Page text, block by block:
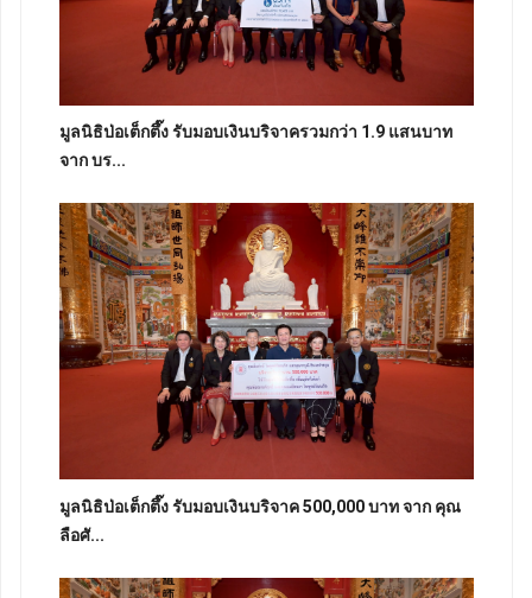
มูลนิธิป่อเต็กตึ๊ง รับมอบเงินบริจาครวมกว่า 1.9 แสนบาท
จาก บร...
มูลนิธิป่อเต็กตึ๊ง รับมอบเงินบริจาค 500,000 บาท จาก คุณ
ลือศั...